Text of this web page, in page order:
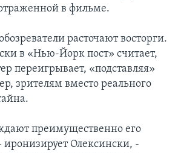
в фильме.
расточают восторги.
в «Нью-Йорк пост» считает,
переигрывает, «подставляя»
зрителям вместо реального
преимущественно его
Олексински, -